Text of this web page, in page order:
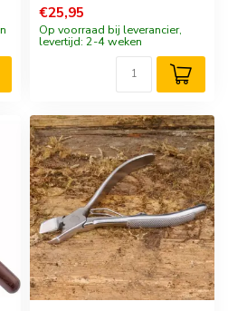
€25,95
Op voorraad bij leverancier,
levertijd: 2-4 weken